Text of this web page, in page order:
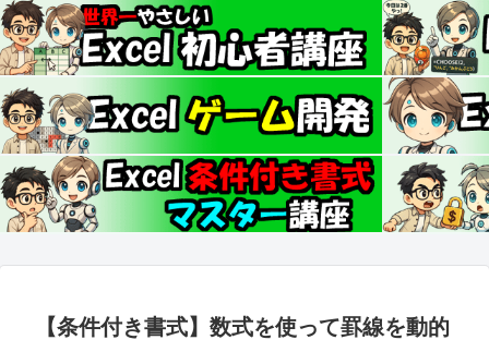
【条件付き書式】数式を使って罫線を動的